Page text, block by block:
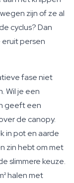
zijn of ze al
cyclus? Dan
eruit persen
fase niet
Wil je een
geeft een
de canopy.
in pot en aarde
zin hebt om met
slimmere keuze.
halen met